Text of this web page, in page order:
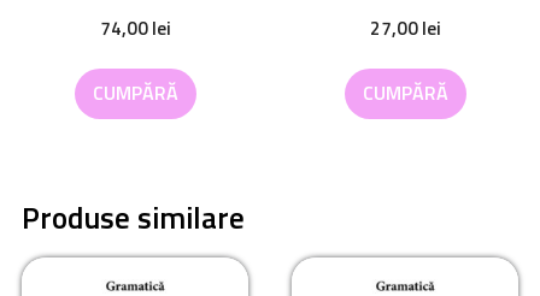
74,00lei
CUMPĂRĂ
27,00lei
CUMPĂRĂ
Produse similare